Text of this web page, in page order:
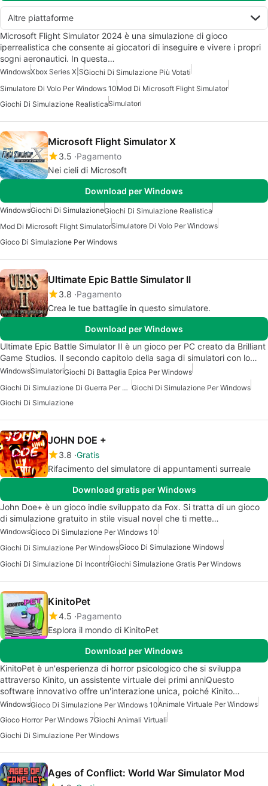
Altre piattaforme
Microsoft Flight Simulator 2024 è una simulazione di gioco
iperrealistica che consente ai giocatori di inseguire e vivere i propri
sogni aeronautici. In questa…
WindowsXbox Series X|SGiochi Di Simulazione Più Votati
Simulatore Di Volo Per Windows 10Mod Di Microsoft Flight Simulator
Giochi Di Simulazione RealisticaSimulatori
Microsoft Flight Simulator X
3.5 Pagamento
Nei cieli di Microsoft
Download per Windows
WindowsGiochi Di SimulazioneGiochi Di Simulazione Realistica
Mod Di Microsoft Flight SimulatorSimulatore Di Volo Per Windows
Gioco Di Simulazione Per Windows
Ultimate Epic Battle Simulator II
3.8 Pagamento
Crea le tue battaglie in questo simulatore.
Download per Windows
Ultimate Epic Battle Simulator II è un gioco per PC creato da Brilliant
Game Studios. Il secondo capitolo della saga di simulatori con lo…
WindowsSimulatoriGiochi Di Battaglia Epica Per Windows
Giochi Di Simulazione Di Guerra Per Windows Giochi Di Simulazione Per Windows
Giochi Di Simulazione
JOHN DOE +
3.8 Gratis
Rifacimento del simulatore di appuntamenti surreale
Download gratis per Windows
John Doe+ è un gioco indie sviluppato da Fox. Si tratta di un gioco
di simulazione gratuito in stile visual novel che ti mette…
WindowsGioco Di Simulazione Per Windows 10
Giochi Di Simulazione Per WindowsGioco Di Simulazione Windows
Giochi Di Simulazione Di IncontriGiochi Simulazione Gratis Per Windows
KinitoPet
4.5 Pagamento
Esplora il mondo di KinitoPet
Download per Windows
KinitoPet è un'esperienza di horror psicologico che si sviluppa
attraverso Kinito, un assistente virtuale dei primi anniQuesto
software innovativo offre un'interazione unica, poiché Kinito…
WindowsGioco Di Simulazione Per Windows 10Animale Virtuale Per Windows
Gioco Horror Per Windows 7Giochi Animali Virtuali
Giochi Di Simulazione Per Windows
Ages of Conflict: World War Simulator Mod